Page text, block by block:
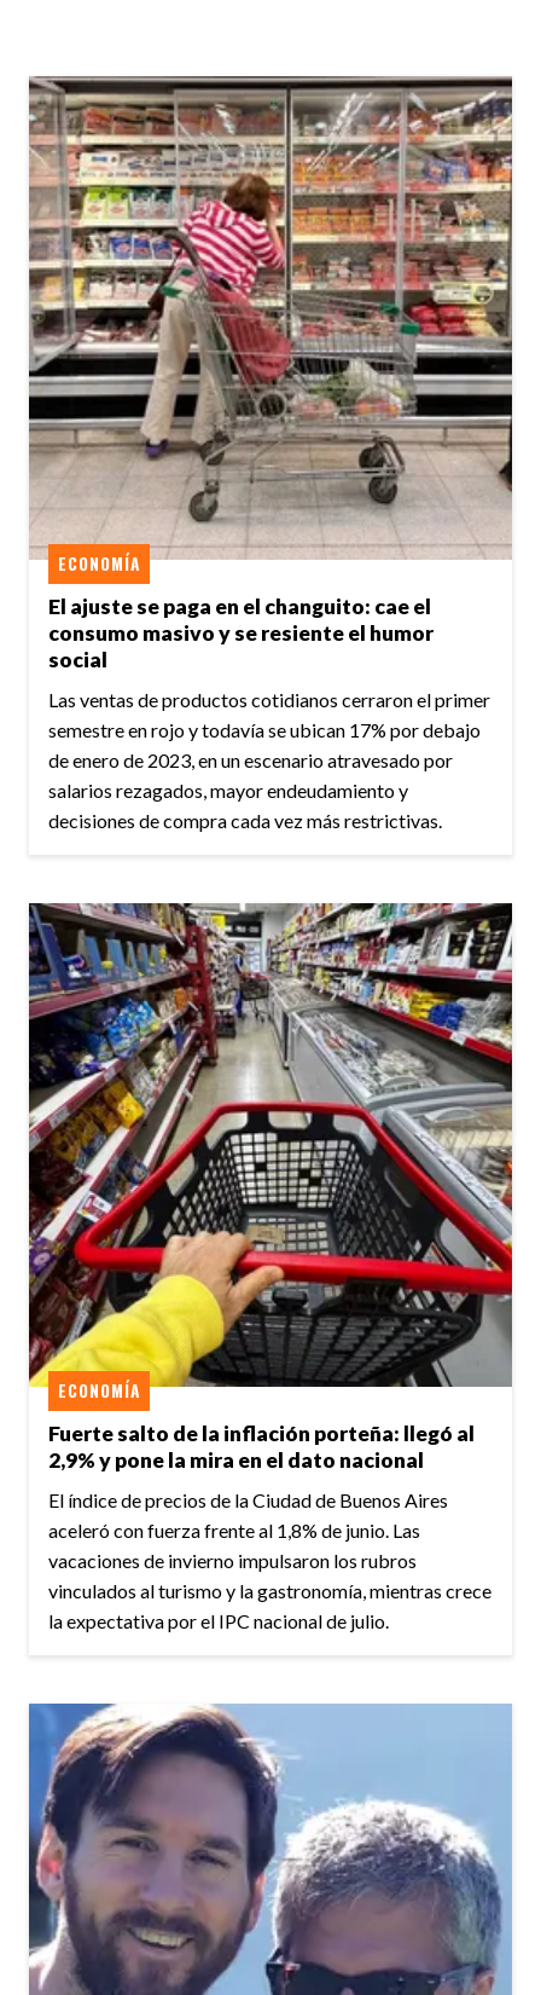
El ajuste se paga en el changuito: cae el
consumo masivo y se resiente el humor
social
ECONOMÍA
Las ventas de productos cotidianos cerraron el primer
semestre en rojo y todavía se ubican 17% por debajo
de enero de 2023, en un escenario atravesado por
salarios rezagados, mayor endeudamiento y
decisiones de compra cada vez más restrictivas.
Fuerte salto de la inflación porteña: llegó al
2,9% y pone la mira en el dato nacional
ECONOMÍA
El índice de precios de la Ciudad de Buenos Aires
aceleró con fuerza frente al 1,8% de junio. Las
vacaciones de invierno impulsaron los rubros
vinculados al turismo y la gastronomía, mientras crece
la expectativa por el IPC nacional de julio.